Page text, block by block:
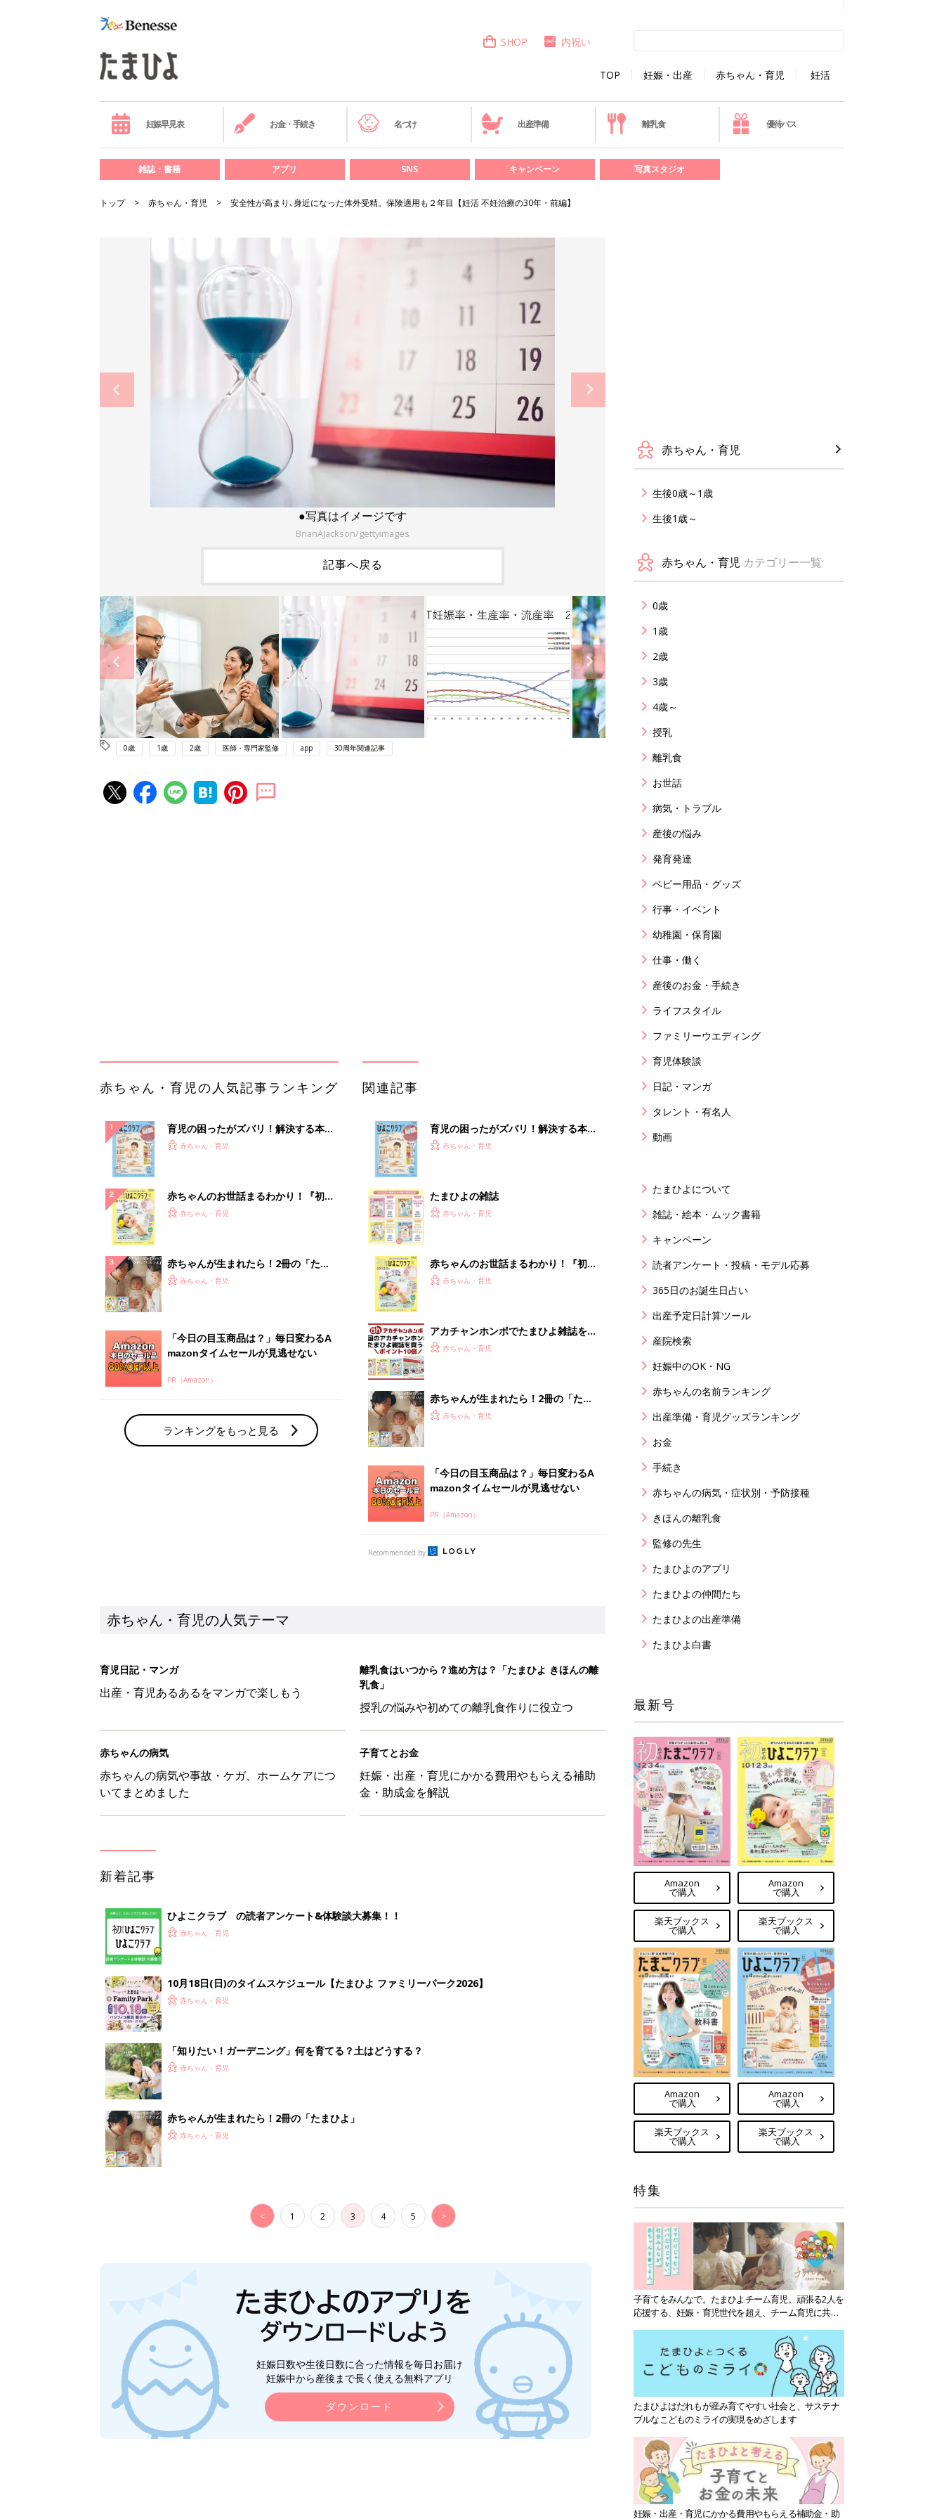
TOP 妊娠・出産 赤ちゃん・育児 妊活
SHOP 内祝い
妊娠早見表 お金・手続き 名づけ 出産準備 離乳食 優待パス
雑誌・書籍 アプリ SNS キャンペーン 写真スタジオ
トップ 赤ちゃん・育児 安全性が高まり､身近になった体外受精。保険適用も２年目【妊活 不妊治療の30年・前編】
●写真はイメージです
BrianAJackson/gettyimages
記事へ戻る
0歳 1歳 2歳 医師・専門家監修 app 30周年関連記事
mazonタイムセールが見逃せない
PR（Amazon）
ランキングをもっと見る
mazonタイムセールが見逃せない
PR（Amazon）
赤ちゃん・育児の人気テーマ
育児日記・マンガ
離乳食はいつから？進め方は？「たまひよ きほんの離
授乳の悩みや初めての離乳食作りに役立つ
子育てとお金
妊娠・出産・育児にかかる費用やもらえる補助
金・助成金を解説
ひよこクラブ の読者アンケート&体験談大募集！！
赤ちゃん・育児
10月18日(日)のタイムスケジュール【たまひよ ファミリーパーク2026】
赤ちゃん・育児
「知りたい！ガーデニング」何を育てる？土はどうする？
< 1 2 3 4 5 >
赤ちゃん・育児
生後0歳～1歳
生後1歳～
赤ちゃん・育児 カテゴリー一覧
0歳
1歳
2歳
3歳
4歳～
授乳
離乳食
お世話
病気・トラブル
産後の悩み
発育発達
ベビー用品・グッズ
行事・イベント
幼稚園・保育園
仕事・働く
産後のお金・手続き
ライフスタイル
ファミリーウエディング
育児体験談
日記・マンガ
タレント・有名人
動画
たまひよについて
雑誌・絵本・ムック書籍
キャンペーン
読者アンケート・投稿・モデル応募
365日のお誕生日占い
出産予定日計算ツール
産院検索
妊娠中のOK・NG
赤ちゃんの名前ランキング
出産準備・育児グッズランキング
お金
手続き
赤ちゃんの病気・症状別・予防接種
きほんの離乳食
監修の先生
たまひよのアプリ
たまひよの仲間たち
たまひよの出産準備
たまひよ白書
最新号
Amazon
で購入
楽天ブックス
で購入
Amazon
で購入
楽天ブックス
で購入
Amazon
で購入
楽天ブックス
で購入
Amazon
で購入
楽天ブックス
で購入
特集
子育てをみんなで。たまひよチーム育児。頑張る2人を
応援する、妊娠・育児世代を超え、チーム育児に共感
たまひよはだれもが産み育てやすい社会と、サステナ
ブルなこどものミライの実現をめざします
妊娠・出産・育児にかかる費用やもらえる補助金・助